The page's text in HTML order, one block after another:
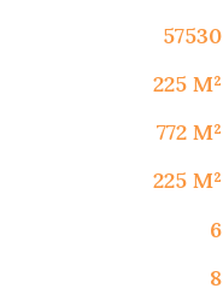
57530
225 M²
772 M²
225 M²
6
8